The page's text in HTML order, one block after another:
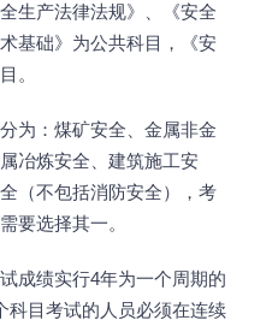
生产法律法规》、《安全
基础》为公共科目，《安
。
为：煤矿安全、金属非金
冶炼安全、建筑施工安
（不包括消防安全），考
要选择其一。
成绩实行4年为一个周期的
科目考试的人员必须在连续